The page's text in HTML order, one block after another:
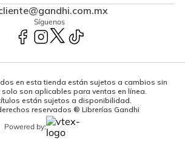
Síguenos
en esta tienda están sujetos a cambios sin
son aplicables para ventas en línea.
están sujetos a disponibilidad.
reservados ® Librerías Gandhi
Powered by: